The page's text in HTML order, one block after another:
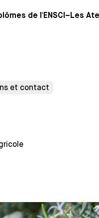
de l'ENSCI–Les
et contact